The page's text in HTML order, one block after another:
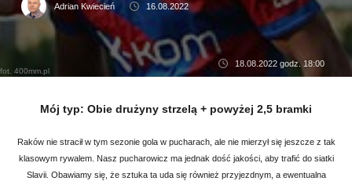
fot. 400mm.pl
Adrian Kwiecień 16.08.2022
18.08.2022 godz. 18:00
Mój typ: Obie drużyny strzelą + powyżej 2,5 bramki
Raków nie stracił w tym sezonie gola w pucharach, ale nie mierzył się jeszcze z tak
klasowym rywalem. Nasz pucharowicz ma jednak dość jakości, aby trafić do siatki
Slavii. Obawiamy się, że sztuka ta uda się również przyjezdnym, a ewentualna